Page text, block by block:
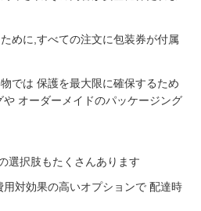
めに,すべての注文に包装券が付属
では 保護を最大限に確保するため
オーダーメイドのパッケージング
選択肢もたくさんあります
対効果の高いオプションで 配達時